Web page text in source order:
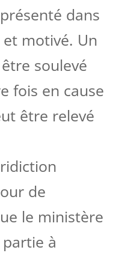
dans
motivé. Un
soulevé
fois en cause
être relevé
de
le ministère
partie à